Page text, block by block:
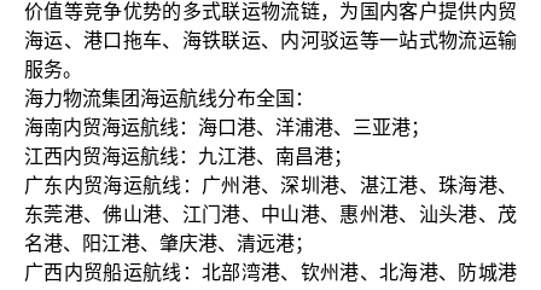
价值等竞争优势的多式联运物流链，为国内客户提供内贸
海运、港口拖车、海铁联运、内河驳运等一站式物流运输
服务。
海力物流集团海运航线分布全国：
海南内贸海运航线：海口港、洋浦港、三亚港；
江西内贸海运航线：九江港、南昌港；
广东内贸海运航线：广州港、深圳港、湛江港、珠海港、
东莞港、佛山港、江门港、中山港、惠州港、汕头港、茂
名港、阳江港、肇庆港、清远港；
广西内贸船运航线：北部湾港、钦州港、北海港、防城港